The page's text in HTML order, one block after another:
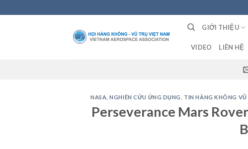
to
GIỚI THIỆU
VIDEO LIÊN HỆ
NASA ,NGHIÊN CỨU ỨNG DỤNG TIN HÀNG KHÔNG
Perseverance Mars